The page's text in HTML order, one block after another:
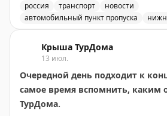
россия транспорт
новости
автомобильный пункт пропуска
Крыша ТурДома
13 июл.
Очередной день подходит к
самое время вспомнить, каким
ТурДома.